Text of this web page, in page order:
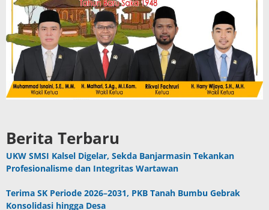
Berita Terbaru
UKW SMSI Kalsel Digelar, Sekda Banjarmasin Tekankan
Profesionalisme dan Integritas Wartawan
Terima SK Periode 2026–2031, PKB Tanah Bumbu Gebrak
Konsolidasi hingga Desa